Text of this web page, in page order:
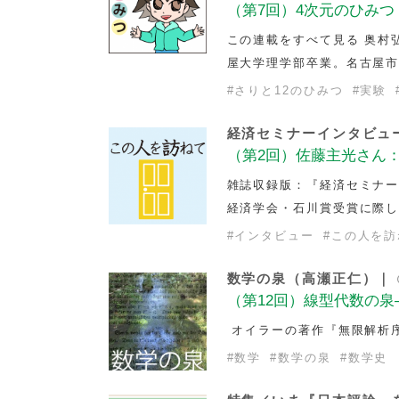
（第7回）4次元のひみつ
この連載をすべて見る 奥
屋大学理学部卒業。名古屋
# さりと12のひみつ #実験
経済セミナーインタビ
（第2回）佐藤主光さん
雑誌収録版：『経済セミナ
経済学会・石川賞受賞に際
#インタビュー # この人を
数学の泉（高瀬正仁）｜
（第12回）線型代数の
オイラーの著作『無限解
#数学 #数学の泉 #数学史